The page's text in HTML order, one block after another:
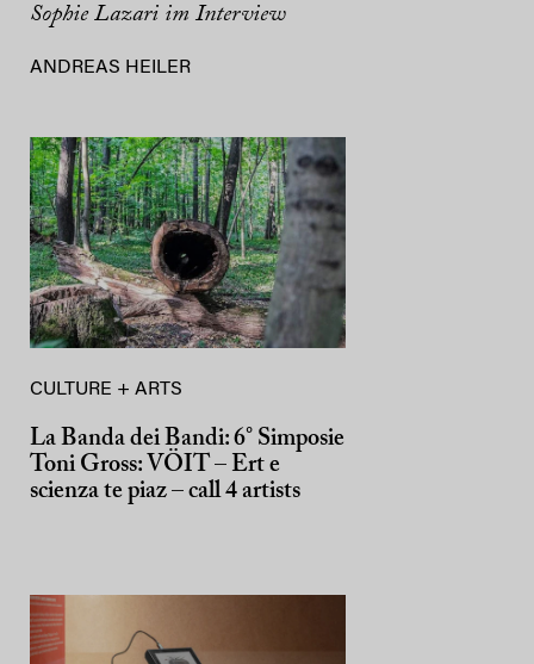
Sophie Lazari im Interview
ANDREAS HEILER
CULTURE + ARTS
La Banda dei Bandi: 6° Simposie
Toni Gross: VÖIT – Ert e
scienza te piaz – call 4 artists